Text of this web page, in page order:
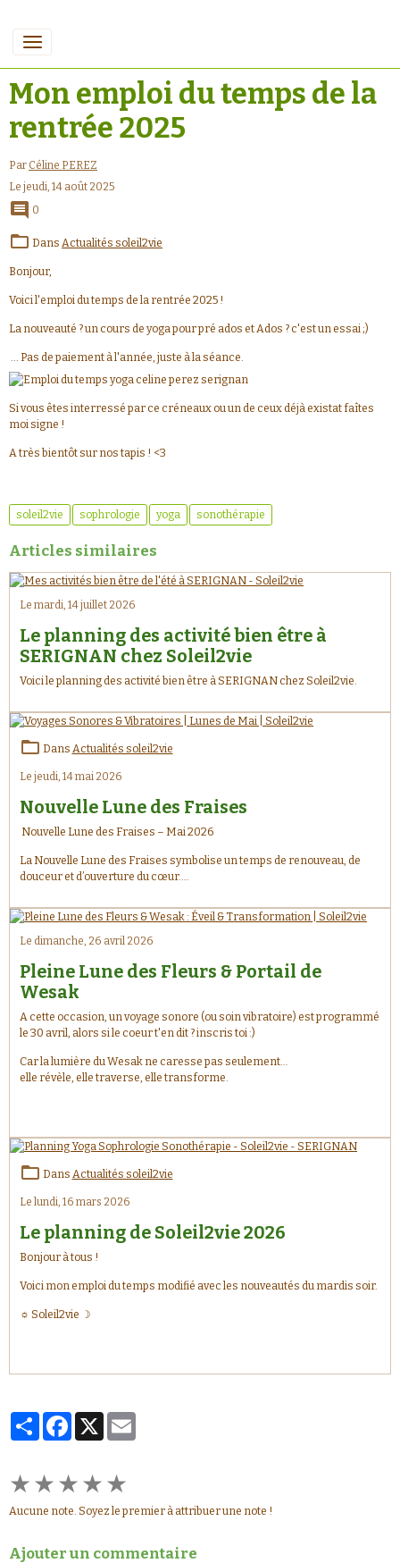
Mon emploi du temps de la
rentrée 2025
Par Céline PEREZ
Le jeudi, 14 août 2025
0
Dans Actualités soleil2vie
Bonjour,
Voici l'emploi du temps de la rentrée 2025 !
La nouveauté ? un cours de yoga pour pré ados et Ados ? c'est un essai ;)
... Pas de paiement à l'année, juste à la séance.
Si vous êtes interressé par ce créneaux ou un de ceux déjà existat faîtes
moi signe !
A très bientôt sur nos tapis ! <3
soleil2vie sophrologie yoga sonothérapie
Articles similaires
Le mardi, 14 juillet 2026
Le planning des activité bien être à
SERIGNAN chez Soleil2vie
Voici le planning des activité bien être à SERIGNAN chez Soleil2vie.
Dans Actualités soleil2vie
Le jeudi, 14 mai 2026
Nouvelle Lune des Fraises
Nouvelle Lune des Fraises – Mai 2026
La Nouvelle Lune des Fraises symbolise un temps de renouveau, de
douceur et d’ouverture du cœur.
patience, elle nous invite à accueillir ce qui mûrit en nous : nouvelles
intentions, élans du cœur, guérisons intérieures et transformations
profondes. ✨
Le dimanche, 26 avril 2026
Pleine Lune des Fleurs & Portail de
Wesak
A cette occasion, un voyage sonore (ou soin vibratoire) est programmé
le 30 avril, alors si le coeur t'en dit ? inscris toi :)
Car la lumière du Wesak ne caresse pas seulement…
elle révèle, elle traverse, elle transforme.
Dans Actualités soleil2vie
Le lundi, 16 mars 2026
Le planning de Soleil2vie 2026
Bonjour à tous !
Voici mon emploi du temps modifié avec les nouveautés du mardis soir.
☼ Soleil2vie ☽
PartagerFacebook
X
★★★★★
Aucune note. Soyez le premier à attribuer une note !
Ajouter un commentaire